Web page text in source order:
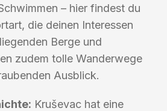
– hier findest du
die deinen Interessen
Berge und
zudem tolle Wanderwege
Ausblick.
Kruševac hat eine